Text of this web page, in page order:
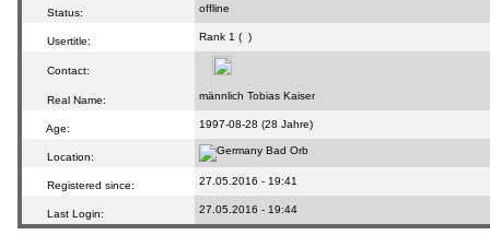
Status: offline
Usertitle: Rank 1 ( )
Contact:
Real Name: männlich Tobias Kaiser
Age: 1997-08-28 (28 Jahre)
Location:
Bad Orb
Registered since: 27.05.2016 - 19:41
Last Login: 27.05.2016 - 19:44